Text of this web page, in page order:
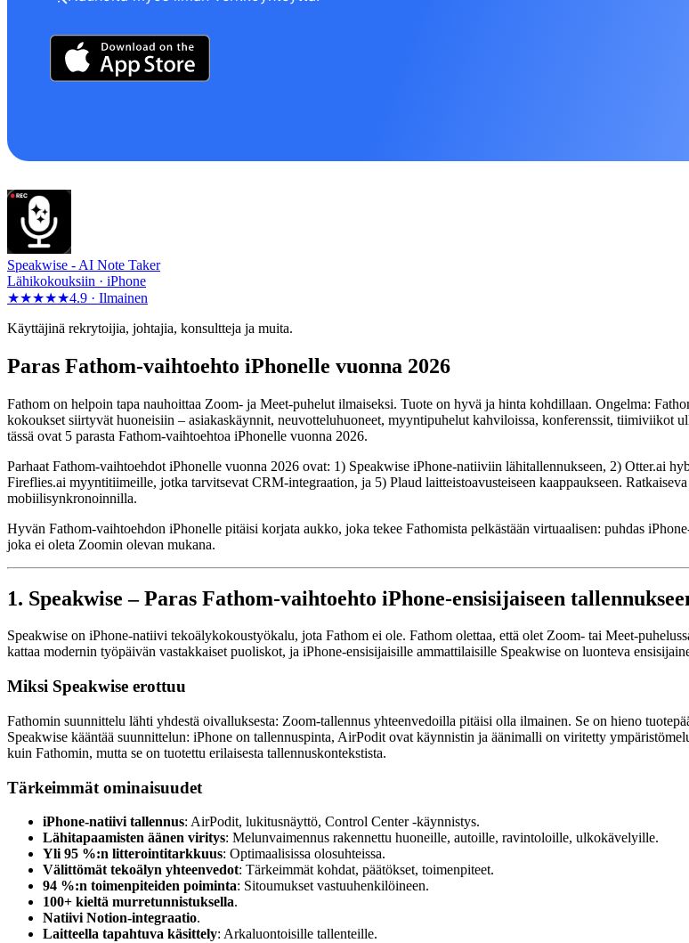
Speakwise - AI Note Taker
Lähikokouksiin · iPhone
★★★★★4.9 · Ilmainen
Käyttäjinä rekrytoijia, johtajia, konsultteja ja muita.
Paras Fathom-vaihtoehto iPhonelle vuonna 2026
Fathom on helpoin tapa nauhoittaa Zoom- ja Meet-puhelut ilmaiseksi. Tuote on hyvä ja hinta kohdillaan. Ongelma:
kokoukset siirtyvät huoneisiin – asiakaskäynnit, neuvotteluhuoneet, myyntipuhelut kahviloissa, konferenssit, tiimiviikot
tässä ovat 5 parasta Fathom-vaihtoehtoa iPhonelle vuonna 2026.
Parhaat Fathom-vaihtoehdot iPhonelle vuonna 2026 ovat: 1) Speakwise iPhone-natiiviin lähitallennukseen, 2) Otter.ai
Fireflies.ai myyntitiimeille, jotka tarvitsevat CRM-integraation, ja 5) Plaud laitteistoavusteiseen kaappaukseen.
mobiilisynkronoinnilla.
Hyvän Fathom-vaihtoehdon iPhonelle pitäisi korjata aukko, joka tekee Fathomista pelkästään virtuaalisen: puhdas
joka ei oleta Zoomin olevan mukana.
1. Speakwise – Paras Fathom-vaihtoehto iPhone-ensisijaiseen
Speakwise on iPhone-natiivi tekoälykokoustyökalu, jota Fathom ei ole. Fathom olettaa, että olet Zoom- tai Meet-
kattaa modernin työpäivän vastakkaiset puoliskot, ja iPhone-ensisijaisille ammattilaisille Speakwise on luonteva
Miksi Speakwise erottuu
Fathomin suunnittelu lähti yhdestä oivalluksesta: Zoom-tallennus yhteenvedoilla pitäisi olla ilmainen. Se on hieno
Speakwise kääntää suunnittelun: iPhone on tallennuspinta, AirPodit ovat käynnistin ja äänimalli on viritetty
kuin Fathomin, mutta se on tuotettu erilaisesta tallennuskontekstista.
Tärkeimmät ominaisuudet
iPhone-natiivi tallennus: AirPodit, lukitusnäyttö, Control Center -käynnistys.
Lähitapaamisten äänen viritys: Melunvaimennus rakennettu huoneille, autoille, ravintoloille, ulkokävelyille.
Yli 95 %:n litterointitarkkuus: Optimaalisissa olosuhteissa.
Välittömät tekoälyn yhteenvedot: Tärkeimmät kohdat, päätökset, toimenpiteet.
94 %:n toimenpiteiden poiminta: Sitoumukset vastuuhenkilöineen.
100+ kieltä murretunnistuksella.
Natiivi Notion-integraatio.
Laitteella tapahtuva käsittely: Arkaluontoisille tallenteille.